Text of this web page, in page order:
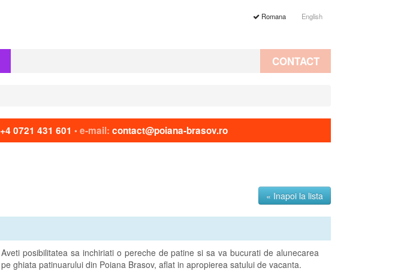
Romana English
CONTACT
+4 0721 431 601 • e-mail: contact@poiana-brasov.ro
« Inapoi la lista
Aveti posibilitatea sa inchiriati o pereche de patine si sa va bucurati de alunecarea
pe ghiata patinuarului din Poiana Brasov, aflat in apropierea satului de vacanta.